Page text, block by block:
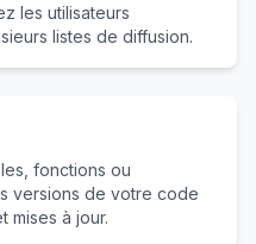
les utilisateurs
listes de diffusion.
fonctions ou
versions de votre code
mises à jour.